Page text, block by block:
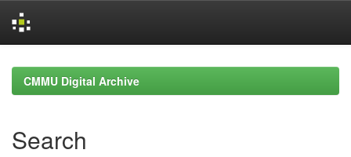
navigationCMMU Digital Archive
Search